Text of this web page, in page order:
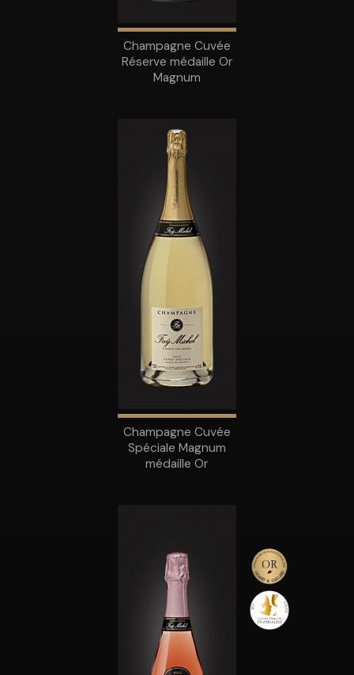
Champagne Cuvée
Réserve médaille Or
Magnum
Champagne Cuvée
Spéciale Magnum
médaille Or